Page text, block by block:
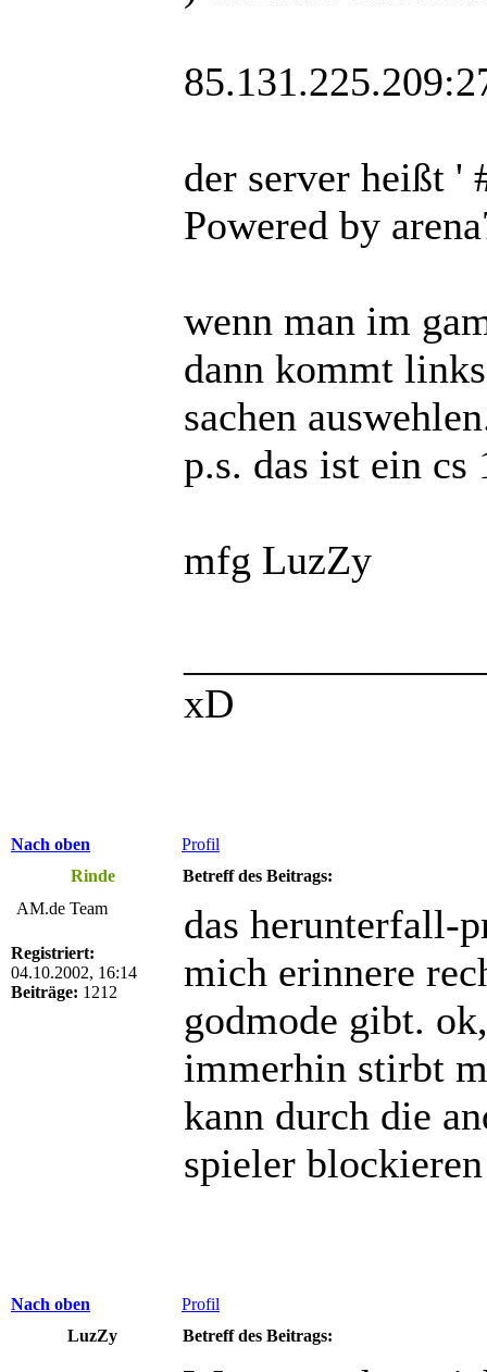
der server heißt '
Powered by
wenn man im
dann kommt
sachen
p.s. das ist ein
mfg LuzZy
xD
Nach oben
Profil
Rinde
Betreff des Beitrags:
AM.de Team
Registriert:
04.10.2002, 16:14
Beiträge: 1212
das herunterfall-
mich erinnere
godmode gibt.
immerhin stirbt
kann durch die
spieler
Nach oben
Profil
LuzZy
Betreff des Beitrags: